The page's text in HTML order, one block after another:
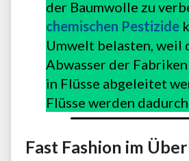
der Baumwolle zu
chemischen Pestizide
Umwelt belasten, weil
Abwasser der
in Flüsse abgeleitet
Flüsse werden
Fast Fashion im